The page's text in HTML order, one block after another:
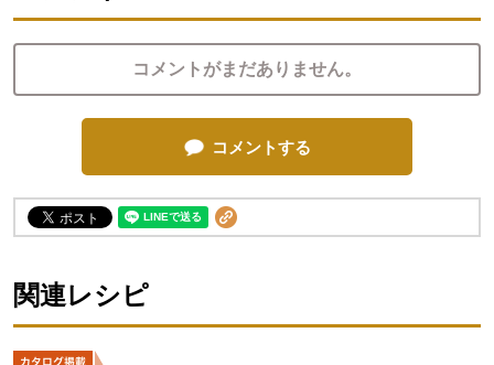
コメントがまだありません。
コメントする
関連レシピ